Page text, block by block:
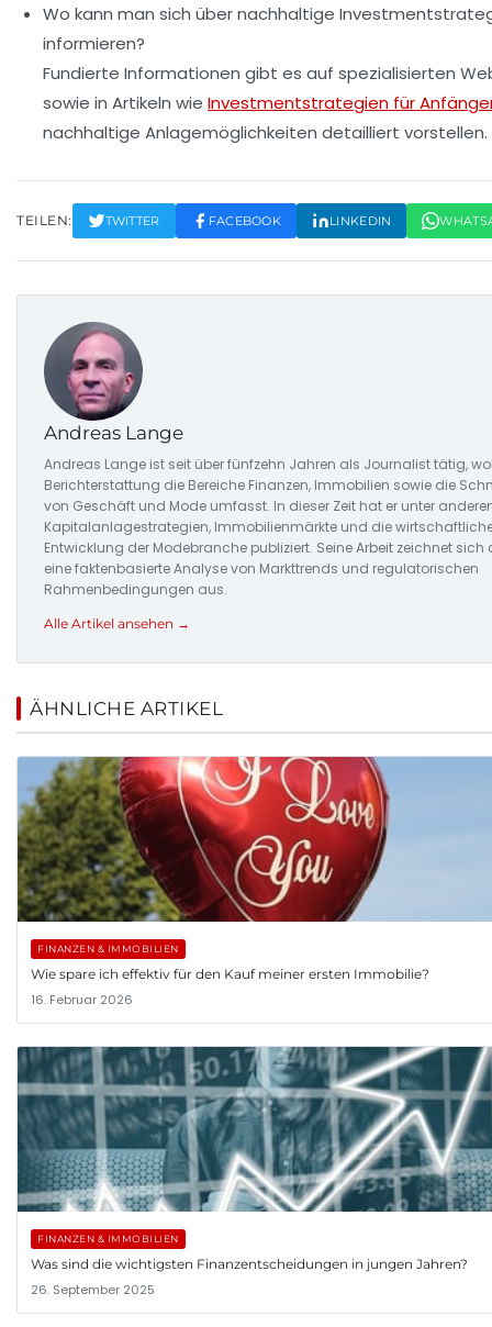
Wo kann man sich über nachhaltige
informieren?
Fundierte Informationen gibt es auf spezialisierten
sowie in Artikeln wie Investmentstrategien für
nachhaltige Anlagemöglichkeiten detailliert vorstellen.
TEILEN: TWITTER FACEBOOK LINKEDIN
Andreas Lange
Andreas Lange ist seit über fünfzehn Jahren als Journalist tätig,
Berichterstattung die Bereiche Finanzen, Immobilien sowie die
von Geschäft und Mode umfasst. In dieser Zeit hat er unter
Kapitalanlagestrategien, Immobilienmärkte und die
Entwicklung der Modebranche publiziert. Seine Arbeit zeichnet sich
eine faktenbasierte Analyse von Markttrends und regulatorischen
Rahmenbedingungen aus.
Alle Artikel ansehen →
ÄHNLICHE ARTIKEL
FINANZEN & IMMOBILIEN
Wie spare ich effektiv für den Kauf meiner ersten Immobilie?
16. Februar 2026
FINANZEN & IMMOBILIEN
Was sind die wichtigsten Finanzentscheidungen in jungen Jahren?
26. September 2025